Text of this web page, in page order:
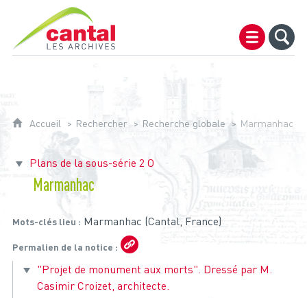
Archives du Cantal
Accueil Rechercher Recherche globale Marmanhac
Plans de la sous-série 2 O
Marmanhac
Mots-clés lieu Marmanhac (Cantal, France)
Permalien de la notice
"Projet de monument aux morts". Dressé par M.
Casimir Croizet, architecte.